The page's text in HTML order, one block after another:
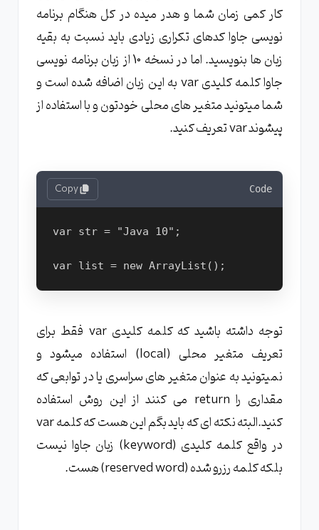
کار کمی زمان شما و هدر میده در کل هنگام برنامه
نویسی جاوا کدهای تکراری زیادی باید نسبت به بقیه
زبان ها بنویسید. اما در نسخه 10 از زبان برنامه نویسی
جاوا کلمه کلیدی var به این زبان اضافه شده است و
شما میتونید متغیر های محلی خودتون و با استفاده از
پیشوند var تعریف کنید.
Code
Copy
var str = "Java 10";
توجه داشته باشید که کلمه کلیدی var فقط برای
تعریف متغیر محلی (local) استفاده میشود و
نمیتونید به عنوان متغیر های سراسری یا در توابعی که
مقداری را return می کنند از این روش استفاده
کنید.البته نکته ای که باید بگم این هست که کلمه var
در واقع کلمه کلیدی (keyword) زبان جاوا نیست
بلکه کلمه رزرو شده (reserved word) هست.